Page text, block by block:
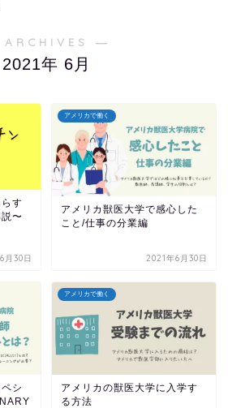
―
2021年 6月
す
〜
月30日
アメリカで働く
アメリカ獣医大学で感心した
こと/仕事の分業編
2021年6月30日
シ
アメリカで働く
アメリカの獣医大学に入学す
る方法